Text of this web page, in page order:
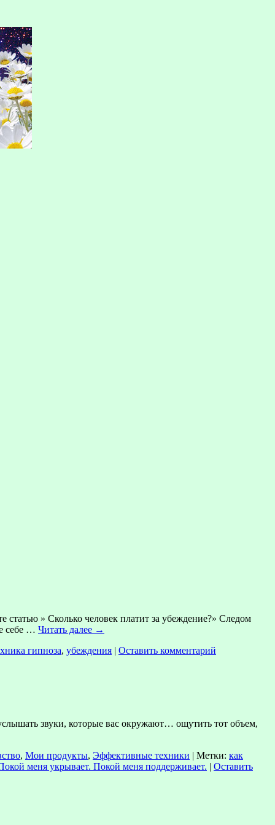
» Сколько человек платит за убеждение?» Следом
себе … Читать далее →
гипноза, убеждения | Оставить комментарий
звуки, которые вас окружают… ощутить тот объем,
, Мои продукты, Эффективные техники | Метки: как
меня укрывает. Покой меня поддерживает. | Оставить